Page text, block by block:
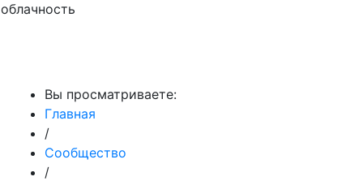
облачность
Вы просматриваете:
Главная
/
Сообщество
/